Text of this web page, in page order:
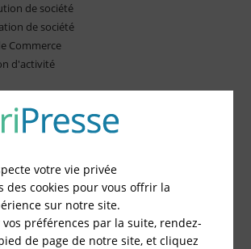
de société
de société
Commerce
d'activité
votre vie privée
des cookies pour vous offrir la
sur notre site.
préférences par la suite, rendez-
de page de notre site, et cliquez